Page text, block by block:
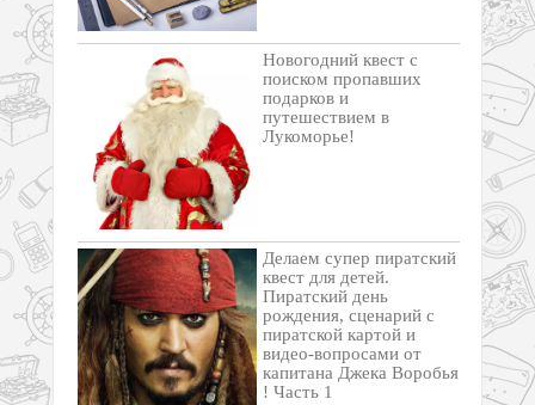
Новогодний квест с
поиском пропавших
подарков и
путешествием в
Лукоморье!
Делаем супер пиратский
квест для детей.
Пиратский день
рождения, сценарий с
пиратской картой и
видео-вопросами от
капитана Джека Воробья
! Часть 1